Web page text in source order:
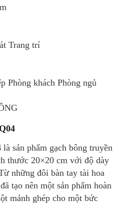
Trang trí
Phòng khách Phòng ngủ
là sản phẩm gạch bông truyền
thước 20×20 cm với độ dày
những đôi bàn tay tài hoa
tạo nên một sản phẩm hoàn
mảnh ghép cho một bức